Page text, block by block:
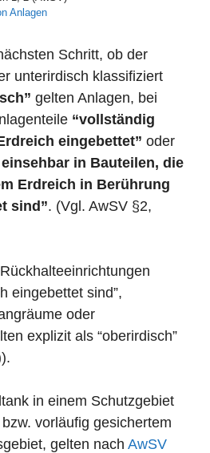
Anlagen
Schritt, ob der
unterirdisch klassifiziert
gelten Anlagen, bei
“vollständig
eingebettet” oder
in Bauteilen, die
Erdreich in Berührung
sind”. (Vgl. AwSV §2,
eingebettet sind”,
oder
explizit als “oberirdisch”
in einem Schutzgebiet
vorläufig gesichertem
gelten nach AwSV